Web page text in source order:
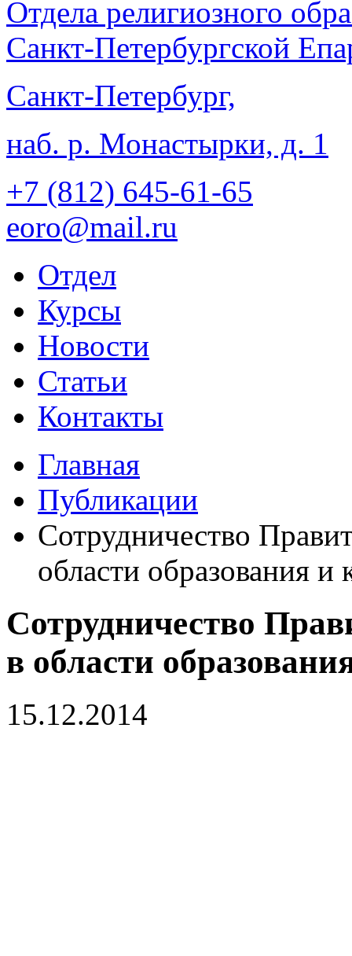
Отдела религиозного
Санкт-Петербургской
Санкт-Петербург,
наб. р. Монастырки, д. 1
+7 (812) 645-61-65
eoro@mail.ru
Отдел
Курсы
Новости
Статьи
Контакты
Главная
Публикации
Сотрудничество
области образования и
Сотрудничество
в области
15.12.2014